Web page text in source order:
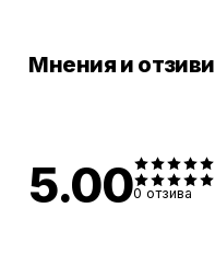
Мнения и
5.000 отзива